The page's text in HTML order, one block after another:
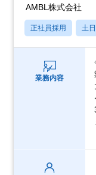
AMBL株式会社
正社員採用 土
業務内容